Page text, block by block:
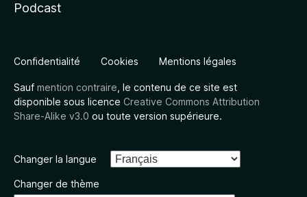
Podcast
Confidentialité Cookies Mentions légales
Sauf mention contraire , le contenu de ce site est
disponible sous licence Creative Commons Attribution
Share-Alike v3.0 ou toute version supérieure.
Changer la langue
Changer de thème